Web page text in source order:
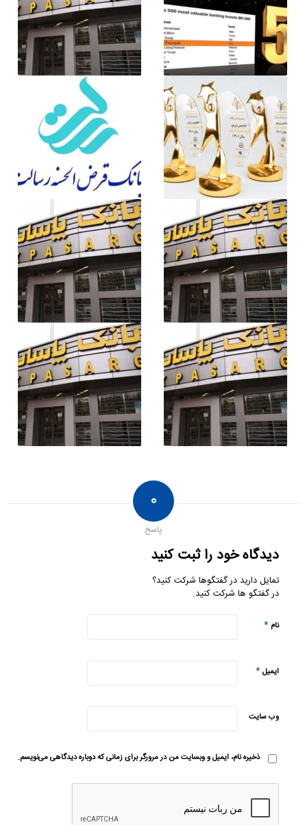
۰
پاسخ
دیدگاه خود را ثبت کنید
تمایل دارید در گفتگوها شرکت کنید؟
در گفتگو ها شرکت کنید.
نام*
ایمیل*
وب‌ سایت
ذخیره نام، ایمیل و وبسایت من در مرورگر برای زمانی که دوباره دیدگاهی می‌نویسم.